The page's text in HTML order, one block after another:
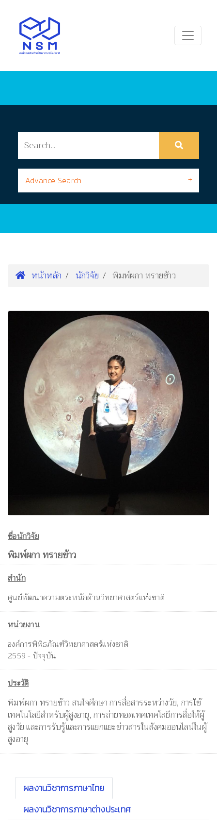
Advance Search
หน้าหลัก นักวิจัย พิมพ์ผกา ทรายข้าว
ชื่อนักวิจัย
พิมพ์ผกา ทรายข้าว
สำนัก
ศูนย์พัฒนาความตระหนักด้านวิทยาศาสตร์แห่งชาติ
หน่วยงาน
องค์การพิพิธภัณฑ์วิทยาศาสตร์แห่งชาติ
2559 - ปัจจุบัน
ประวัติ
พิมพ์ผกา ทรายข้าว สนใจศึกษา การสื่อสารระหว่างวัย, การใช้
เทคโนโลยีสำหรับผู้สูงอายุ, การถ่ายทอดเทคเทคโลยีการสื่อให้ผู้
สูงวัย และการรับรู้และการแยกแยะข่าวสารในสังคมออนไลน์ในผู้
สูงอายุ
ผลงานวิชาการภาษาไทย
ผลงานวิชาการภาษาต่างประเทศ